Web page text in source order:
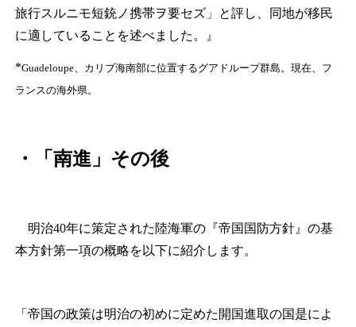
旅行スルニモ短銃ノ携帯ヲ要セズ」と評し、同地が移民
に適していることを述べました。』
*Guadeloupe、カリブ海南部に位置するグアドループ群島。現在、フ
ランスの海外県。
・「南進」その後
明治40年に策定された陸海軍の『帝国国防方針』の基
本方針第一項の概略を以下に紹介します。
「帝国の政策は明治の初めに定めた開国進取の国是によ